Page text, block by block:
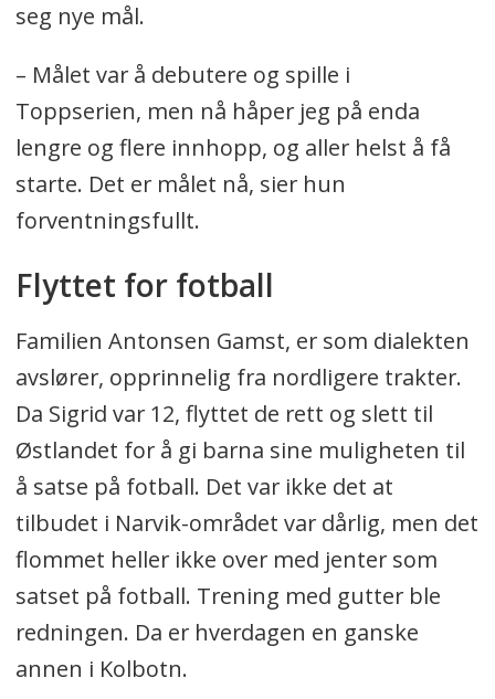
seg nye mål.
– Målet var å debutere og spille i
Toppserien, men nå håper jeg på enda
lengre og flere innhopp, og aller helst å få
starte. Det er målet nå, sier hun
forventningsfullt.
Flyttet for fotball
Familien Antonsen Gamst, er som dialekten
avslører, opprinnelig fra nordligere trakter.
Da Sigrid var 12, flyttet de rett og slett til
Østlandet for å gi barna sine muligheten til
å satse på fotball. Det var ikke det at
tilbudet i Narvik-området var dårlig, men det
flommet heller ikke over med jenter som
satset på fotball. Trening med gutter ble
redningen. Da er hverdagen en ganske
annen i Kolbotn.